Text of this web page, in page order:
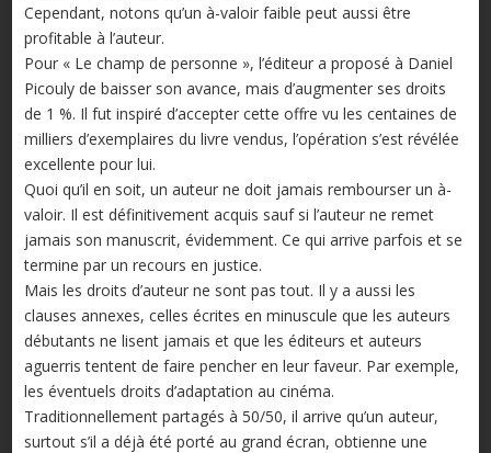
Cependant, notons qu’un à-valoir faible peut aussi être
profitable à l’auteur.
Pour « Le champ de personne », l’éditeur a proposé à Daniel
Picouly de baisser son avance, mais d’augmenter ses droits
de 1 %. Il fut inspiré d’accepter cette offre vu les centaines de
milliers d’exemplaires du livre vendus, l’opération s’est révélée
excellente pour lui.
Quoi qu’il en soit, un auteur ne doit jamais rembourser un à-
valoir. Il est définitivement acquis sauf si l’auteur ne remet
jamais son manuscrit, évidemment. Ce qui arrive parfois et se
termine par un recours en justice.
Mais les droits d’auteur ne sont pas tout. Il y a aussi les
clauses annexes, celles écrites en minuscule que les auteurs
débutants ne lisent jamais et que les éditeurs et auteurs
aguerris tentent de faire pencher en leur faveur. Par exemple,
les éventuels droits d’adaptation au cinéma.
Traditionnellement partagés à 50/50, il arrive qu’un auteur,
surtout s’il a déjà été porté au grand écran, obtienne une